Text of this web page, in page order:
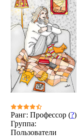
Ранг: Профессор (?)
Группа:
Пользователи